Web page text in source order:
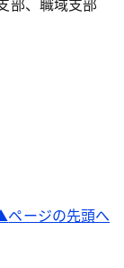
ページの先頭へ